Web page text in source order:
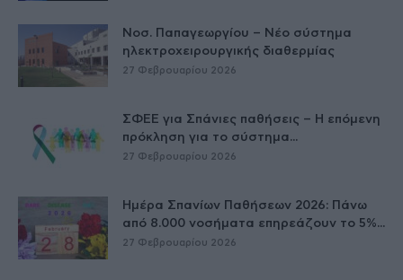
Νοσ. Παπαγεωργίου – Νέο σύστημα
ηλεκτροχειρουργικής διαθερμίας
27 Φεβρουαρίου 2026
ΣΦΕΕ για Σπάνιες παθήσεις – Η επόμενη
πρόκληση για το σύστημα...
27 Φεβρουαρίου 2026
Ημέρα Σπανίων Παθήσεων 2026: Πάνω
από 8.000 νοσήματα επηρεάζουν το 5%...
27 Φεβρουαρίου 2026